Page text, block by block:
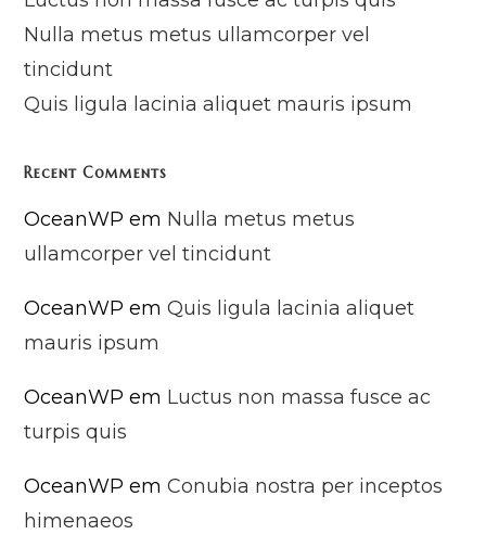
Nulla metus metus ullamcorper vel
tincidunt
Quis ligula lacinia aliquet mauris ipsum
Recent Comments
OceanWP em Nulla metus metus
ullamcorper vel tincidunt
OceanWP emQuis ligula lacinia aliquet
mauris ipsum
OceanWP em Luctus non massa fusce ac
turpis quis
OceanWP emConubia nostra per inceptos
himenaeos